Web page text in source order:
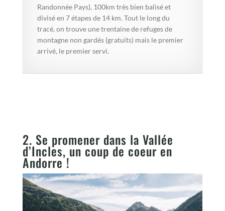
Randonnée Pays), 100km très bien balisé et
divisé en 7 étapes de 14 km. Tout le long du
tracé, on trouve une trentaine de refuges de
montagne non gardés (gratuits) mais le premier
arrivé, le premier servi.
2. Se promener dans la Vallée
d’Incles, un coup de coeur en
Andorre !